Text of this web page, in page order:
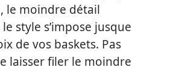
le moindre détail
style s’impose jusque
de vos baskets. Pas
laisser filer le moindre